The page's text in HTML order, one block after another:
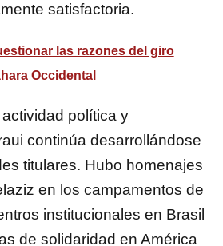
satisfactoria.
las razones del giro
Occidental
política y
continúa desarrollándose
titulares. Hubo homenajes
en los campamentos de
institucionales en Brasil
de solidaridad en América